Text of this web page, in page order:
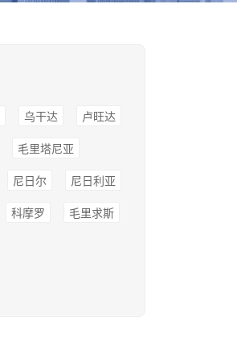
乌干达 卢旺达
毛里塔尼亚
尼日尔 尼日利亚
科摩罗 毛里求斯